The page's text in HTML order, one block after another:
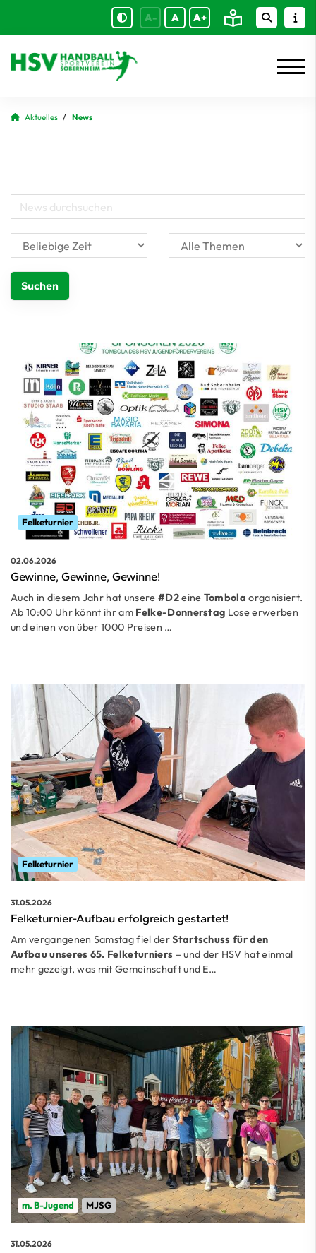
A- A A+
Aktuelles News
Felketurnier
02.06.2026
Gewinne, Gewinne, Gewinne!
Auch in diesem Jahr hat unsere #D2eine Tombola organisiert.
Ab 10:00 Uhr könnt ihr am Felke-Donnerstag Lose erwerben
und einen von über 1000 Preisen …
Felketurnier
31.05.2026
Felketurnier-Aufbau erfolgreich gestartet!
Am vergangenen Samstag fiel derStartschuss für den
Aufbau unseres 65. Felketurniers – und der HSV hat einmal
mehr gezeigt, was mit Gemeinschaft und E…
m. B-Jugend MJSG
31.05.2026